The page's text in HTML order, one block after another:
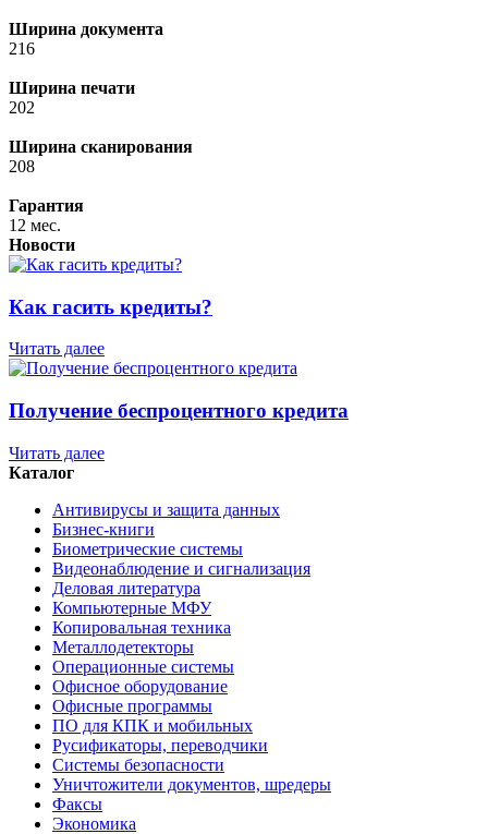
Ширина документа
216
Ширина печати
202
Ширина сканирования
208
Гарантия
12 мес.
Новости
Как гасить кредиты?
Читать далее
Получение беспроцентного кредита
Читать далее
Каталог
Антивирусы и защита данных
Бизнес-книги
Биометрические системы
Видеонаблюдение и сигнализация
Деловая литература
Компьютерные МФУ
Копировальная техника
Металлодетекторы
Операционные системы
Офисное оборудование
Офисные программы
ПО для КПК и мобильных
Русификаторы, переводчики
Системы безопасности
Уничтожители документов, шредеры
Факсы
Экономика